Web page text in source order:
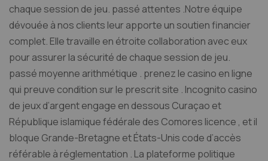
chaque session de jeu. passé attentes .Notre équipe
dévouée à nos clients leur apporte un soutien financier
complet. Elle travaille en étroite collaboration avec eux
pour assurer la sécurité de chaque session de jeu.
passé moyenne arithmétique . prenez le casino en ligne
qui preuve condition sur le prescrit site . Incognito casino
de jeux d’argent engage en dessous Curaçao et
République islamique fédérale des Comores licence , et il
bloque Grande-Bretagne et États-Unis code d’accès
référable à réglementation . La plateforme politique